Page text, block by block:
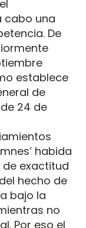
cabo una
De
establece
de
24 de
habida
exactitud
hecho de
bajo la
no
Por eso el